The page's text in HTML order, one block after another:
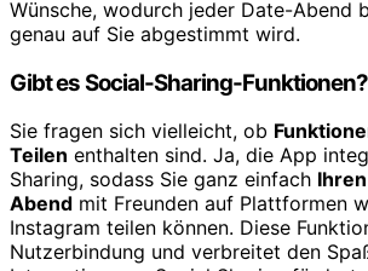
Wünsche, wodurch jeder Date-Abend
genau auf Sie abgestimmt wird.
Gibt es Social-Sharing-Funktionen?
Sie fragen sich vielleicht, ob
Teilen enthalten sind. Ja, die App
Sharing, sodass Sie ganz einfach
Abend mit Freunden auf Plattformen
Instagram teilen können. Diese
Nutzerbindung und verbreitet den